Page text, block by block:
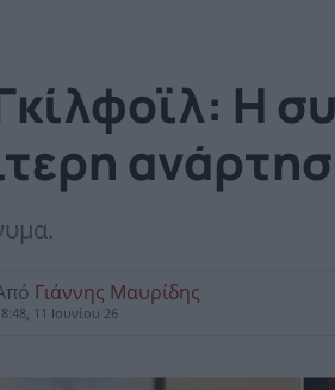
Η
Γιάννης Μαυρίδης
11 Ιουνίου 26